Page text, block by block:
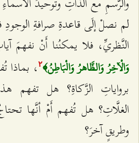
لم نصلْ إلَى قاعدةِ صرافةِ الوجودِ
النَّظريِّ، فلا یمكنُنا أَنْ نفهمَ
وَالْآخِرُ وَالظَّاهرُ وَالْبَاطِنُ﴾٢، بماذا
برواياتِ الزَّكاةِ؟ هل تفهم
الغلَّاتِ؟ هل تُفهم أَمْ أنَّها
وطریقٍ آخرَ؟